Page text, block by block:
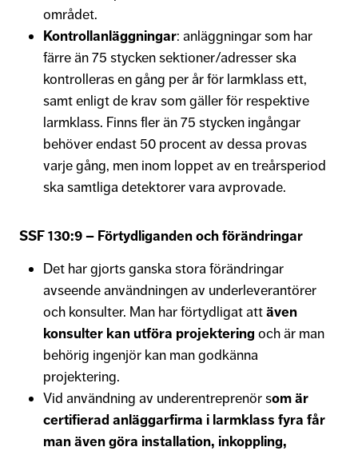
området.
Kontrollanläggningar: anläggningar som har
färre än 75 stycken sektioner/adresser ska
kontrolleras en gång per år för larmklass ett,
samt enligt de krav som gäller för respektive
larmklass. Finns fler än 75 stycken ingångar
behöver endast 50 procent av dessa provas
varje gång, men inom loppet av en treårsperiod
ska samtliga detektorer vara avprovade.
SSF 130:9 – Förtydliganden och förändringar
Det har gjorts ganska stora förändringar
avseende användningen av underleverantörer
och konsulter. Man har förtydligat attäven
konsulter kan utföra projektering och är man
behörig ingenjör kan man godkänna
projektering.
Vid användning av underentreprenör som är
certifierad anläggarfirma i larmklass fyra får
man även göra installation, inkoppling,